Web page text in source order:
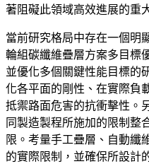
著阻礙此領域高效進展的重
當前研究格局中存在一個明
輪組碳纖維疊層方案多目標
並優化多個關鍵性能目標的
化各平面的剛性、在實際負
抵禦路面危害的抗衝擊性。
同製造製程所施加的限制整
限。考量手工疊層、自動纖
的實際限制，並確保所設計